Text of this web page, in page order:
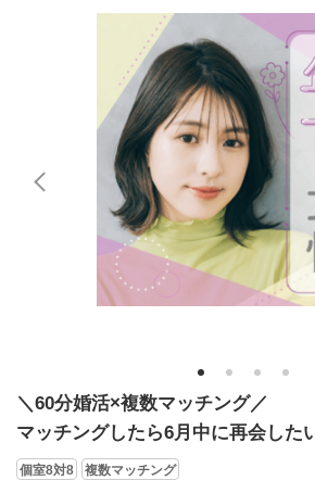
1 2 3 4
＼60分婚活×複数マッチング／
マッチングしたら6月中に再会した
個室8対8 複数マッチング